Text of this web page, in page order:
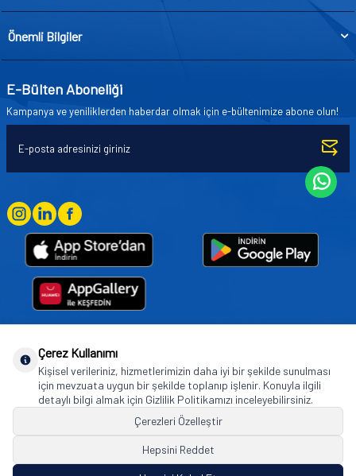
Önemli Bilgiler
E-Bülten Aboneliği
Kampanya ve yeniliklerden haberdar olmak için e-bültenimize abone olun!
Goodyear (and Winged Foot Design) are trademarks of or licensed to The Goodyear
Tire & Rubber Company used under license by Basbug Group Company,
Istanbul/Türkiye. © 2026 The Goodyear Tire & Rubber Company.
Çerez Kullanımı
Kişisel verileriniz, hizmetlerimizin daha iyi bir şekilde sunulması
için mevzuata uygun bir şekilde toplanıp işlenir. Konuyla ilgili
detaylı bilgi almak için Gizlilik Politikamızı inceleyebilirsiniz.
Çerezleri Özelleştir
Hepsini Reddet